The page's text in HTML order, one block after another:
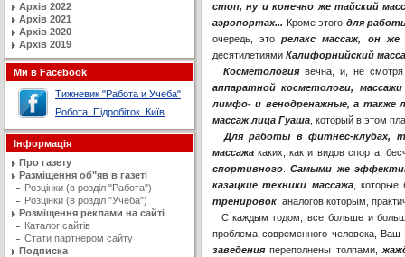
Архів 2022
Архів 2021
Архів 2020
Архів 2019
Ми в Facebook
Тижневик "Работа и Учеба"
Робота. Підробіток. Київ
Інформація
Про газету
Разміщення об"яв в газеті
Розцінки (в розділ "Работа")
Розцінки (в розділ "Учеба")
Розміщення реклами на сайті
Каталог сайтів
Стати партнером сайту
Подписка
стоп, ну и конечно же тайский
аэропортах... Кроме этого для
очередь, это релакс массаж, он же
десятилетиями Калифорнийский
Косметологиявечна, и, не
аппаратной косметологи, массажи
лимфо- и венодренажные, а также
массаж лица Гуаша , который в этом
Для работы в фитнес-клубах,
массажа каких, как и видов спорта,
спортивного .Самыми же
казацкие техники массажа,
тренировок , аналогов которым,
С каждым годом, все больше и
проблема современного человека,
заведенияпереполнены толпами,